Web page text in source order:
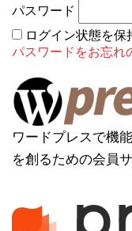
パスワード
ログイン状態を保
パスワードをお忘れ
ワードプレスで機
を創るための会員